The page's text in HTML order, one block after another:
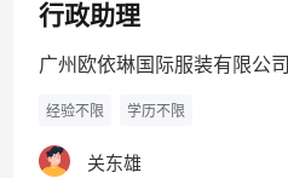
行政助理
广州欧依琳国际服装有限公司
经验不限 学历不限
关东雄